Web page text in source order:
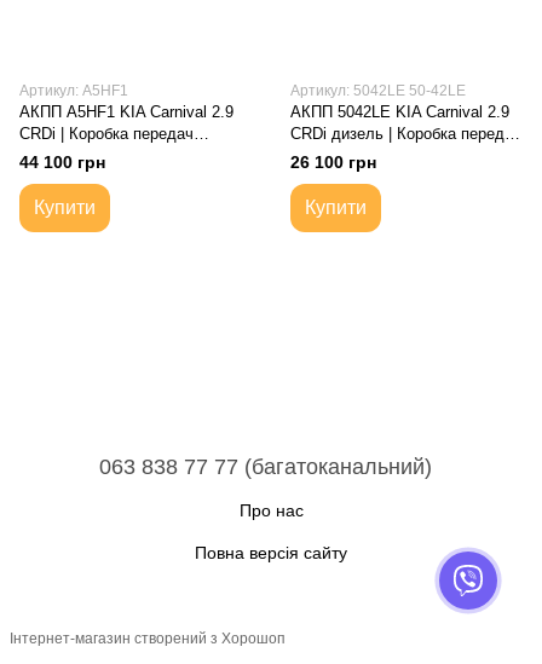
Артикул: A5HF1
АКПП A5HF1 KIA Carnival 2.9
CRDi | Коробка передач
автоматична 5-ступка
44 100 грн
Купити
Артикул: 5042LE 50-42LE
АКПП 5042LE KIA Carnival 2.9
CRDi дизель | Коробка передач
автоматична 4-ступка
26 100 грн
Купити
063 838 77 77 (багатоканальний)
Про нас
Повна версія сайту
Інтернет-магазин створений з Хорошоп